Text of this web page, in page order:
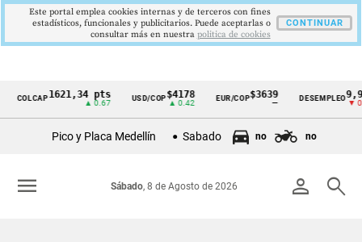
Cintillo
Colombia
1621,34 pts USD/COP$4178
▲ 0.42
EUR/COP$3639
—
DESEMPLEO9,9 %
▼ 0.30
Pico y Placa Medellín Sabado no no
person search
Sábado, 8 de Agosto de 2026
menu
Este portal emplea cookies internas y de terceros con fines
estadísticos, funcionales y publicitarios. Puede aceptarlas o
consultar más en nuestra politica de cookies
CONTINUAR